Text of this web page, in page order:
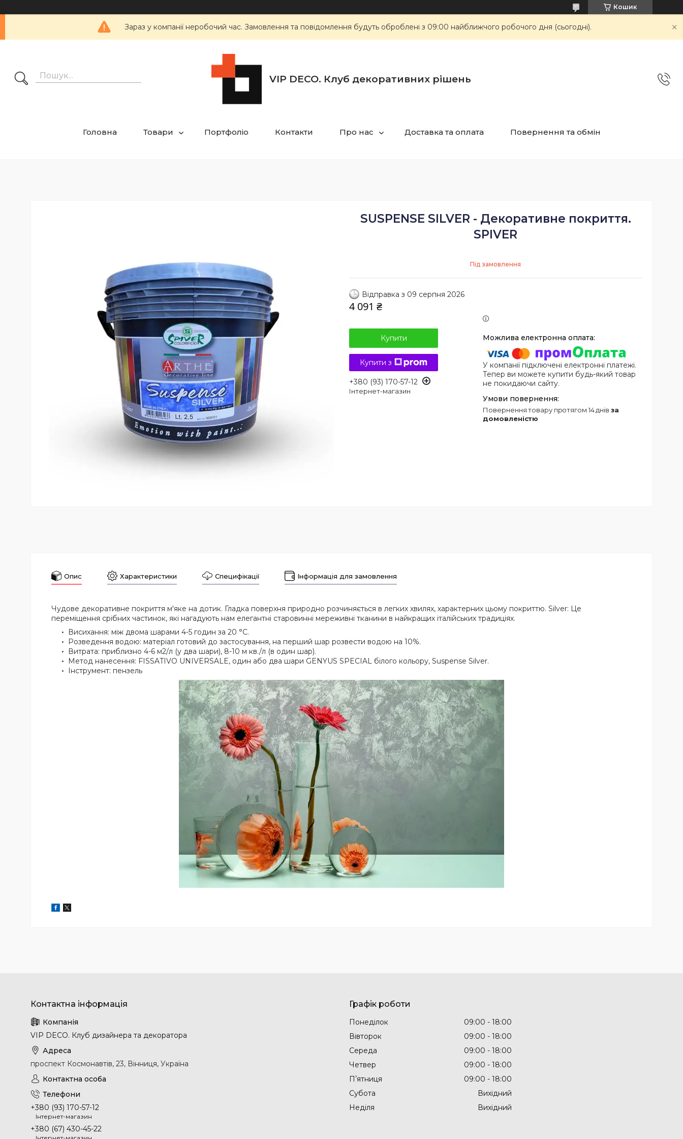
Кошик
Зараз у компанії неробочий час. Замовлення та повідомлення будуть оброблені з 09:00 найближчого робочого дня (сьогодні).
VIP DECO. Клуб декоративних рішень
Головна Товари Портфоліо Контакти Про нас Доставка та оплата Повернення та обмін
SUSPENSE SILVER - Декоративне покриття.
SPIVER
Під замовлення
Відправка з 09 серпня 2026
4 091 ₴
Купити
Купити з
+380 (93) 170-57-12
Інтернет-магазин
У компанії підключені електронні платежі.
Тепер ви можете купити будь-який товар
не покидаючи сайту.
повернення товару протягом 14 днів за
домовленістю
Опис Характеристики Специфікації Інформація для замовлення
Чудове декоративне покриття м'яке на дотик. Гладка поверхня природно розчиняється в легких хвилях, характерних цьому покриттю. Silver: Це
переміщення срібних частинок, які нагадують нам елегантні старовинні мереживні тканини в найкращих італійських традиціях.
Висихання: між двома шарами 4-5 годин за 20 °C.
Розведення водою: матеріал готовий до застосування, на перший шар розвести водою на 10%.
Витрата: приблизно 4-6 м2/л (у два шари), 8-10 м кв./л (в один шар).
Метод нанесення: FISSATIVO UNIVERSALE, один або два шари GENYUS SPECIAL білого кольору, Suspense Silver.
Інструмент: пензель
VIP DECO. Клуб дизайнера та декоратора
проспект Космонавтів, 23, Вінниця, Україна
+380 (93) 170-57-12
Інтернет-магазин
+380 (67) 430-45-22
Графік роботи
Понеділок 09:00
18:00
Вівторок
09:00
18:00
Середа
09:00
18:00
Четвер
09:00
18:00
Пʼятниця
09:00
18:00
Субота
Вихідний
Неділя
Вихідний